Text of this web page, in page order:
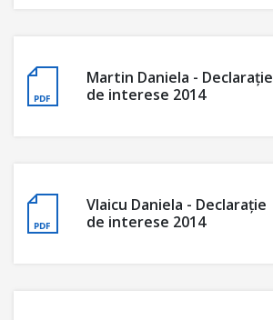
Martin Daniela - Declaraţie
de interese 2014
Vlaicu Daniela - Declaraţie
de interese 2014